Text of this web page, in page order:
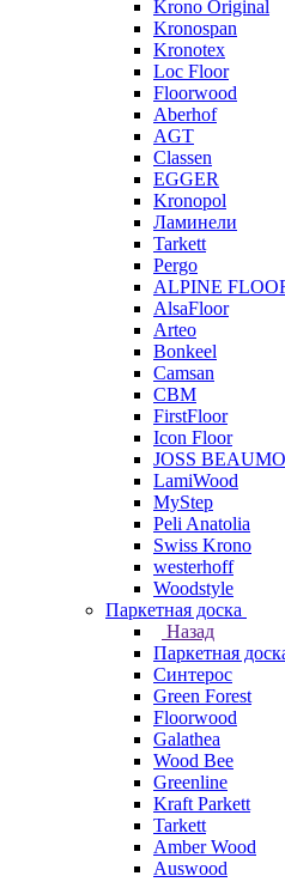
Krono Original
Kronospan
Kronotex
Loc Floor
Floorwood
Aberhof
AGT
Classen
EGGER
Kronopol
Ламинели
Tarkett
Pergo
ALPINE
AlsaFloor
Arteo
Bonkeel
Camsan
CBM
FirstFloor
Icon Floor
JOSS
LamiWood
MyStep
Peli Anatolia
Swiss Krono
westerhoff
Woodstyle
Паркетная доска
Назад
Паркетная
Синтерос
Green Forest
Floorwood
Galathea
Wood Bee
Greenline
Kraft Parkett
Tarkett
Amber Wood
Auswood